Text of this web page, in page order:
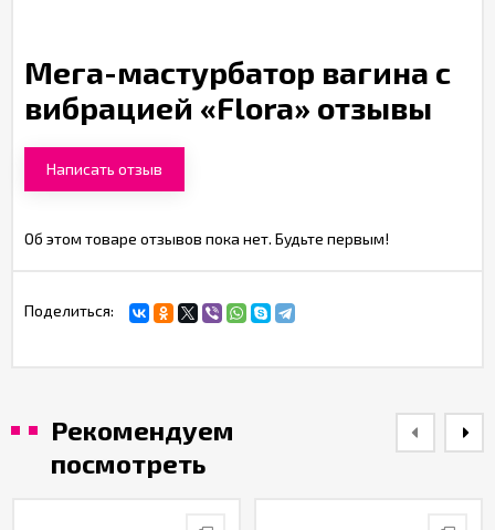
Мега-мастурбатор вагина с
вибрацией «Flora» отзывы
Написать отзыв
Об этом товаре отзывов пока нет. Будьте первым!
Поделиться:
Рекомендуем
посмотреть